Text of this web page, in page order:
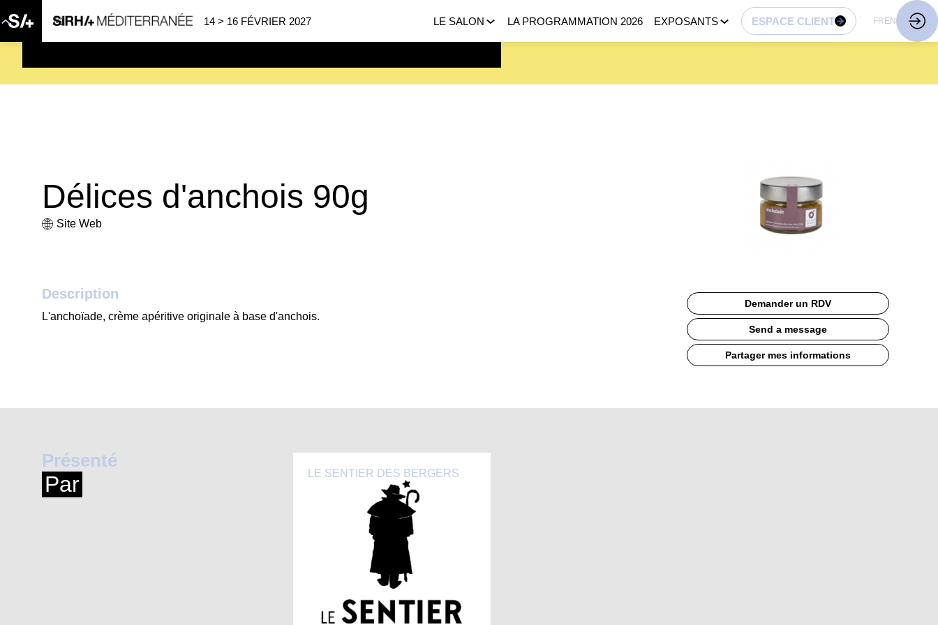
14 > 16 FÉVRIER 2027 LE SALON LA PROGRAMMATION 2026 EXPOSANTS ESPACE CLIENT FR EN
Délices d'anchois 90g
Site Web
Demander un RDV
Send a message
Partager mes informations
Description
L'anchoïade, crème apéritive originale à base d'anchois.
Présenté
Par LE SENTIER DES BERGERS